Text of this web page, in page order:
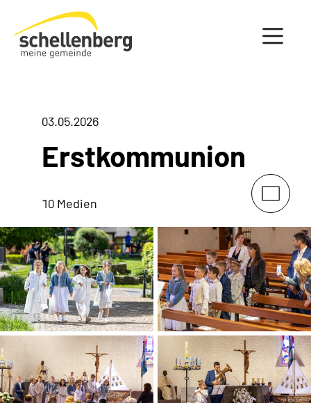
Gemeinde Schellenberg Startseite
03.05.2026
Erstkommunion
10 Medien